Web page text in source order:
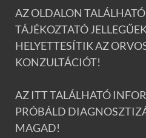
AZ OLDALON
TÁJÉKOZTATÓ
HELYETTESÍTIK AZ
KONZULTÁCIÓT!
AZ ITT TALÁLHATÓ
PRÓBÁLD
MAGAD!